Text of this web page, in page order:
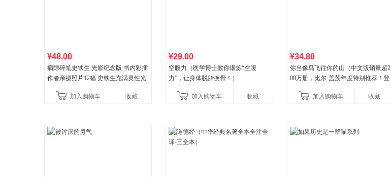
¥48.00
病隙碎笔史铁生 光影纪念版 书内彩插
作者亲摄照片12幅 史铁生充满灵性光
加入购物车
收藏
¥29.00
空腹力（医学博士教你锻炼“空腹
力”，让身体脱胎换骨！）
加入购物车 收藏
¥34.80
你当像鸟飞往你的山（中文版销量超2
00万册，比尔·盖茨年度特别推荐！登
比你听说的还要
加入购物车 收藏